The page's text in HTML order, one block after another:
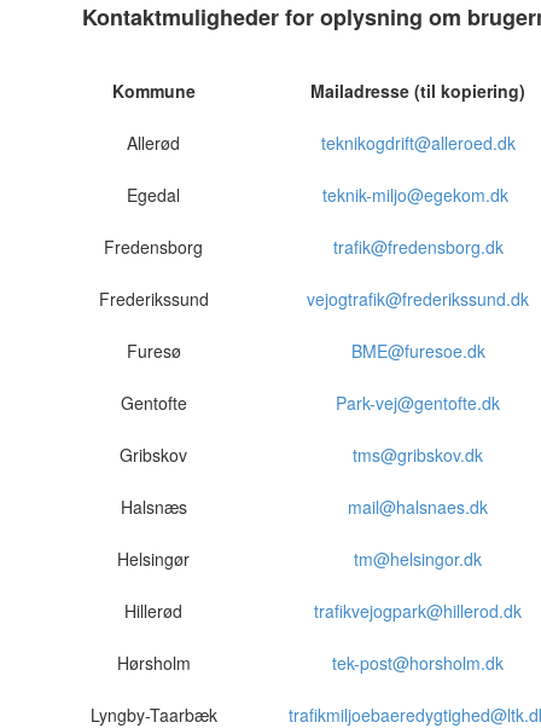
Kontaktmuligheder for oplysning om
Kommune Mailadresse (til kopiering)
Allerød teknikogdrift@alleroed.dk
Egedal teknik-miljo@egekom.dk
Fredensborg trafik@fredensborg.dk
Frederikssund vejogtrafik@frederikssund.dk
Furesø BME@furesoe.dk
Gentofte Park-vej@gentofte.dk
Gribskov tms@gribskov.dk
Halsnæs mail@halsnaes.dk
Helsingør tm@helsingor.dk
Hillerød trafikvejogpark@hillerod.dk
Hørsholm tek-post@horsholm.dk
Lyngby-Taarbæk